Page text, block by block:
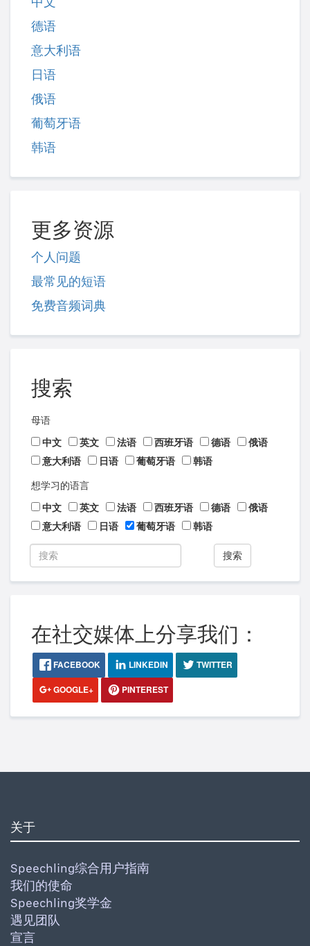
德语
意大利语
日语
俄语
葡萄牙语
韩语
更多资源
个人问题
最常见的短语
免费音频词典
搜索
母语
中文
英文 法语 西班牙语 德语
俄语
意大利语
日语 葡萄牙语 韩语
想学习的语言
中文
英文 法语 西班牙语 德语
俄语
意大利语
日语 葡萄牙语 韩语
搜索
在社交媒体上分享我们：
FACEBOOK LINKEDIN
TWITTER
GOOGLE+
PINTEREST
关于
Speechling综合用户指南
我们的使命
Speechling奖学金
遇见团队
宣言